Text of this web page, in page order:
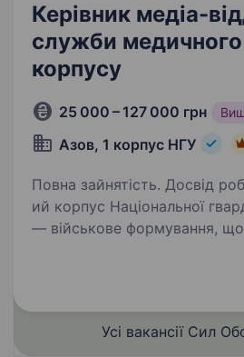
Керівник медіа-
служби
корпусу
25 000 – 127 000 грн
Азов, 1 корпус НГУ
Повна зайнятість. Досвід
ий корпус Національної
— військове формування,
Керівник…
Усі вакансії Сил